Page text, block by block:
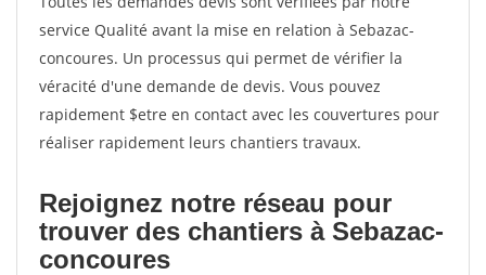
service Qualité avant la mise en relation à Sebazac-
concoures. Un processus qui permet de vérifier la
véracité d'une demande de devis. Vous pouvez
rapidement $etre en contact avec les couvertures pour
réaliser rapidement leurs chantiers travaux.
Rejoignez notre réseau pour
trouver des chantiers à Sebazac-
concoures